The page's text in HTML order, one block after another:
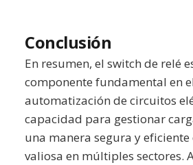
Conclusión
En resumen, el switch de relé
componente fundamental en
automatización de circuitos
capacidad para gestionar
una manera segura y
valiosa en múltiples sectores.